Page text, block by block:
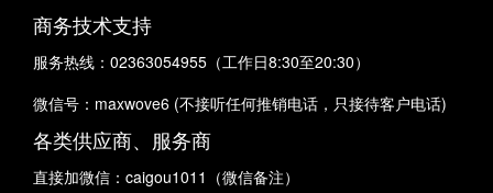
商务技术支持
服务热线：02363054955（工作日8:30至20:30）
微信号：maxwove6 (不接听任何推销电话，只接待客户电话)
各类供应商、服务商
直接加微信：caigou1011（微信备注）